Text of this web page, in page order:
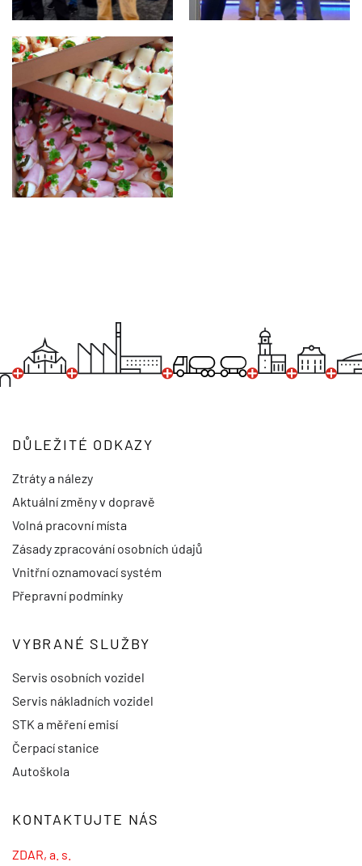
DŮLEŽITÉ ODKAZY
Ztráty a nálezy
Aktuální změny v dopravě
Volná pracovní místa
Zásady zpracování osobních údajů
Vnitřní oznamovací systém
Přepravní podmínky
VYBRANÉ SLUŽBY
Servis osobních vozidel
Servis nákladních vozidel
STK a měření emisí
Čerpací stanice
Autoškola
KONTAKTUJTE NÁS
ZDAR, a. s.